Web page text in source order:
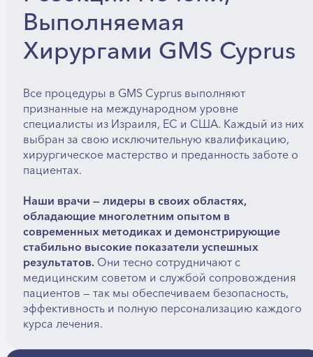
Выполняемая
Хирургами GMS Cyprus
Все процедуры в GMS Cyprus выполняют
признанные на международном уровне
специалисты из Израиля, ЕС и США. Каждый из них
выбран за свою исключительную квалификацию,
хирургическое мастерство и преданность заботе о
пациентах.
Наши врачи — лидеры в своих областях,
обладающие многолетним опытом в
современных методиках и демонстрирующие
стабильно высокие показатели успешных
результатов.Они тесно сотрудничают с
медицинским советом и службой сопровождения
пациентов — так мы обеспечиваем безопасность,
эффективность и полную персонализацию каждого
курса лечения.